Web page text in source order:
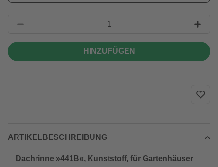
HINZUFÜGEN
ARTIKELBESCHREIBUNG
Dachrinne »441B«, Kunststoff, für Gartenhäuser